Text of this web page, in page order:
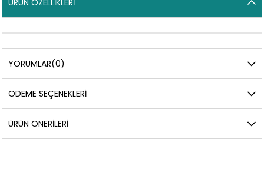
ÜRÜN ÖZELLIKLERI
YORUMLAR(0)
ÖDEME SEÇENEKLERI
ÜRÜN ÖNERILERI